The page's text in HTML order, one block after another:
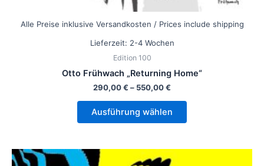
Alle Preise inklusive Versandkosten / Prices include shipping
Lieferzeit: 2-4 Wochen
Edition 100
Otto Frühwach „Returning Home“
290,00€ – 550,00€
Ausführung wählen